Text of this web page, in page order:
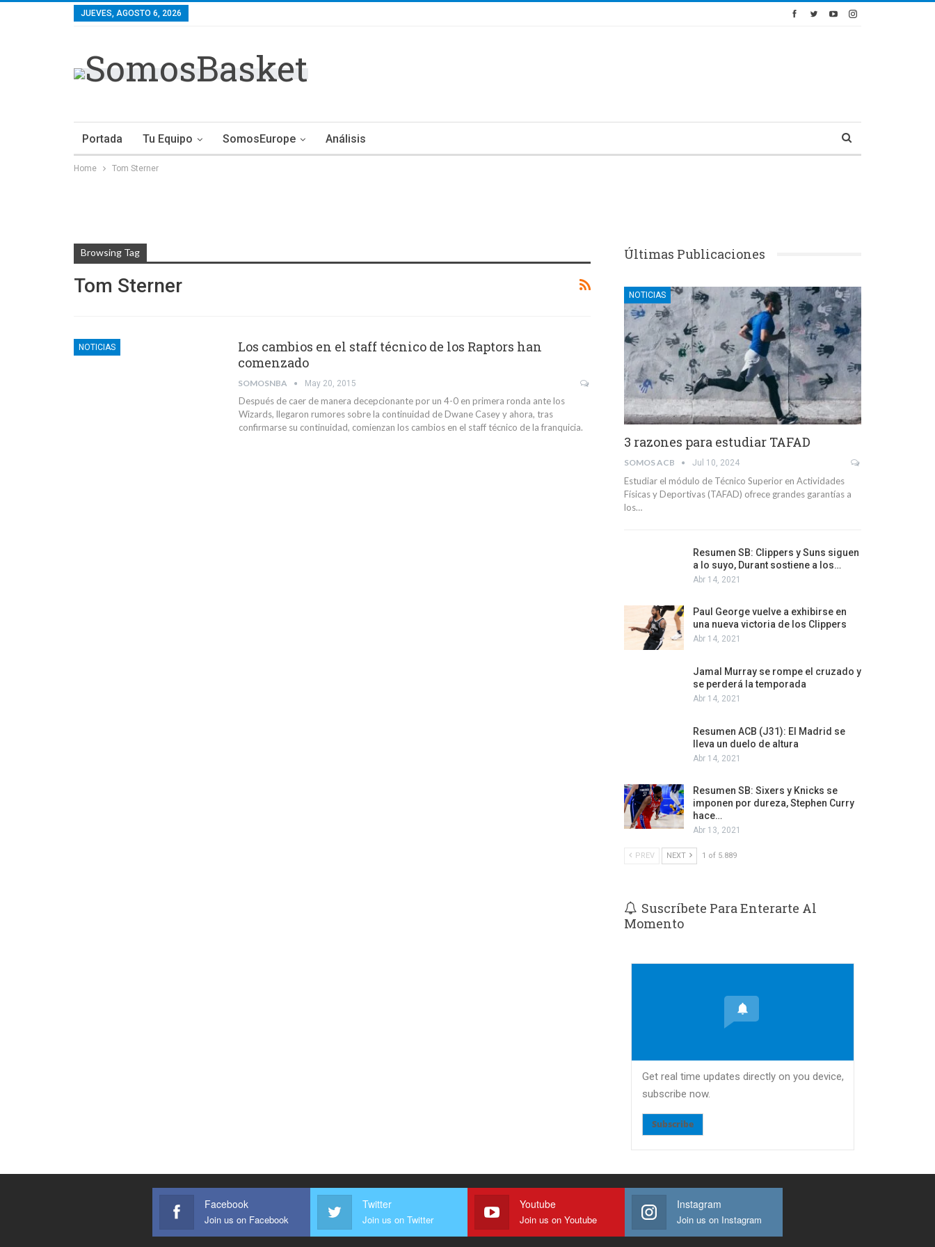
JUEVES, AGOSTO 6, 2026
Portada Tu Equipo SomosEurope Análisis
Home Tom Sterner
Browsing Tag
Tom Sterner
NOTICIAS
Los cambios en el staff técnico de los Raptors han
comenzado
SOMOSNBA May 20, 2015
Después de caer de manera decepcionante por un 4-0 en primera ronda ante los
Wizards, llegaron rumores sobre la continuidad de Dwane Casey y ahora, tras
confirmarse su continuidad, comienzan los cambios en el staff técnico de la franquicia.
Últimas Publicaciones
NOTICIAS
3 razones para estudiar TAFAD
SOMOS ACB Jul 10, 2024
Estudiar el módulo de Técnico Superior en Actividades
Físicas y Deportivas (TAFAD) ofrece grandes garantías a
los…
Resumen SB: Clippers y Suns siguen
a lo suyo, Durant sostiene a los…
Abr 14, 2021
Paul George vuelve a exhibirse en
una nueva victoria de los Clippers
Abr 14, 2021
Jamal Murray se rompe el cruzado y
se perderá la temporada
Abr 14, 2021
Resumen ACB (J31): El Madrid se
lleva un duelo de altura
Abr 14, 2021
Resumen SB: Sixers y Knicks se
imponen por dureza, Stephen Curry
hace…
Abr 13, 2021
PREV NEXT 1 of 5.889
Suscríbete Para Enterarte Al
Momento
Get real time updates directly on you device,
subscribe now.
Subscribe
Facebook
Join us on Facebook
Twitter
Join us on Twitter
Youtube
Join us on Youtube
Instagram
Join us on Instagram